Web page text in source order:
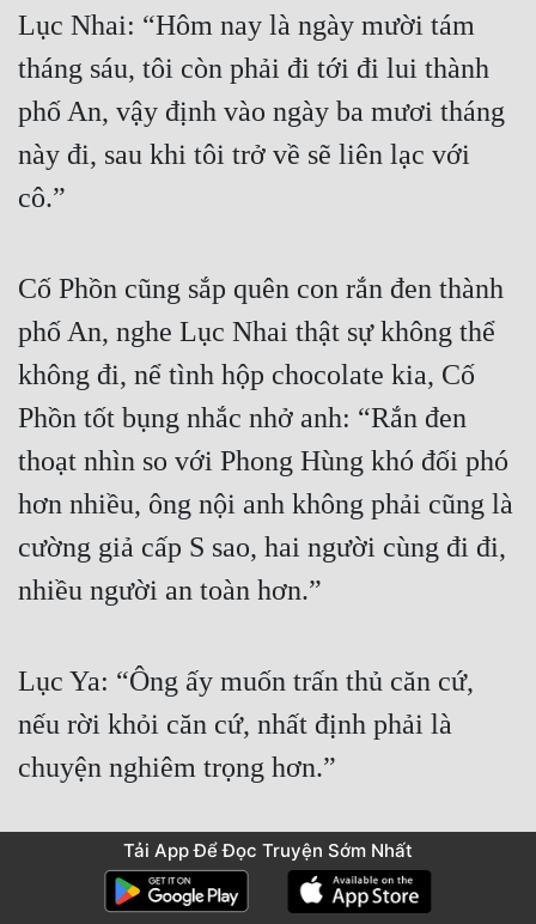
Lục Nhai: “Hôm nay là ngày mười tám
tháng sáu, tôi còn phải đi tới đi lui thành
phố An, vậy định vào ngày ba mươi tháng
này đi, sau khi tôi trở về sẽ liên lạc với
cô.”
Cố Phồn cũng sắp quên con rắn đen thành
phố An, nghe Lục Nhai thật sự không thể
không đi, nể tình hộp chocolate kia, Cố
Phồn tốt bụng nhắc nhở anh: “Rắn đen
thoạt nhìn so với Phong Hùng khó đối phó
hơn nhiều, ông nội anh không phải cũng là
cường giả cấp S sao, hai người cùng đi đi,
nhiều người an toàn hơn.”
Lục Ya: “Ông ấy muốn trấn thủ căn cứ,
nếu rời khỏi căn cứ, nhất định phải là
chuyện nghiêm trọng hơn.”
Cố Phồn: “Vậy anh chuẩn bị đưa ai đi?”
Tải App Để Đọc Truyện Sớm Nhất